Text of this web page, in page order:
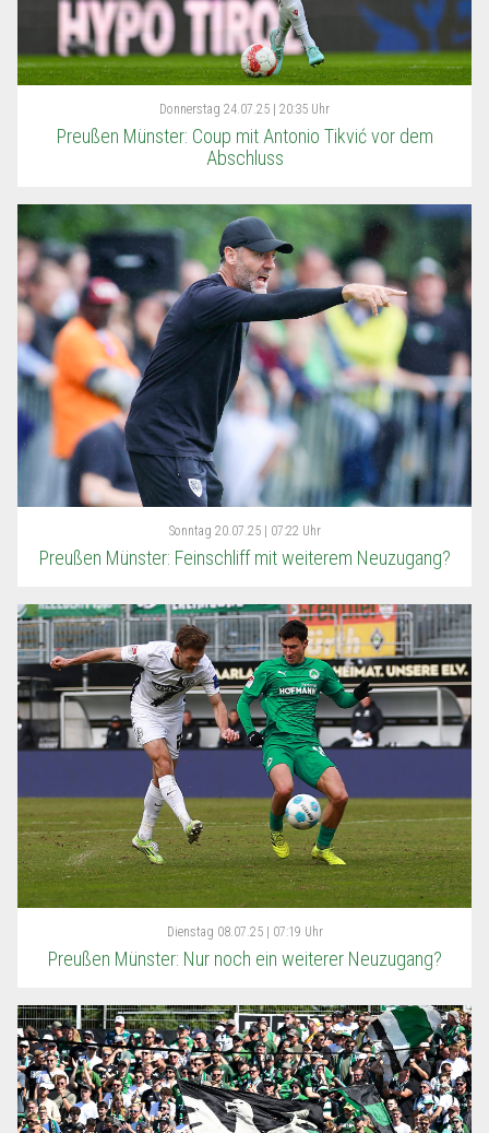
Donnerstag 24.07.25 | 20:35 Uhr
Preußen Münster: Coup mit Antonio Tikvić vor dem
Abschluss
Sonntag 20.07.25 | 07:22 Uhr
Preußen Münster: Feinschliff mit weiterem Neuzugang?
Dienstag 08.07.25 | 07:19 Uhr
Preußen Münster: Nur noch ein weiterer Neuzugang?